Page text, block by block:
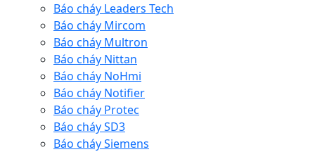
Báo cháy Leaders Tech
Báo cháy Mircom
Báo cháy Multron
Báo cháy Nittan
Báo cháy NoHmi
Báo cháy Notifier
Báo cháy Protec
Báo cháy SD3
Báo cháy Siemens